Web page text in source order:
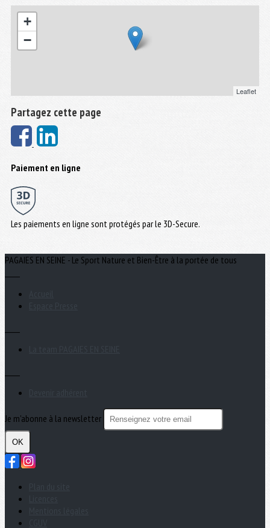
+
−
Leaflet
Partagez cette page
Paiement en ligne
Les paiements en ligne sont protégés par le 3D-Secure.
PAGAIES EN SEINE - Le Sport Nature et Bien-Être à la portée de tous
Je m'abonne à la newsletter
OK